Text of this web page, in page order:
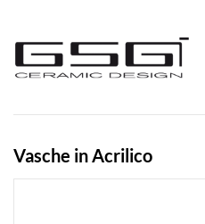
contenuti
Vasche in Acrilico